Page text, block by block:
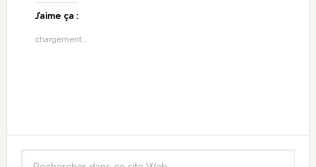
J’aime ça :
chargement…